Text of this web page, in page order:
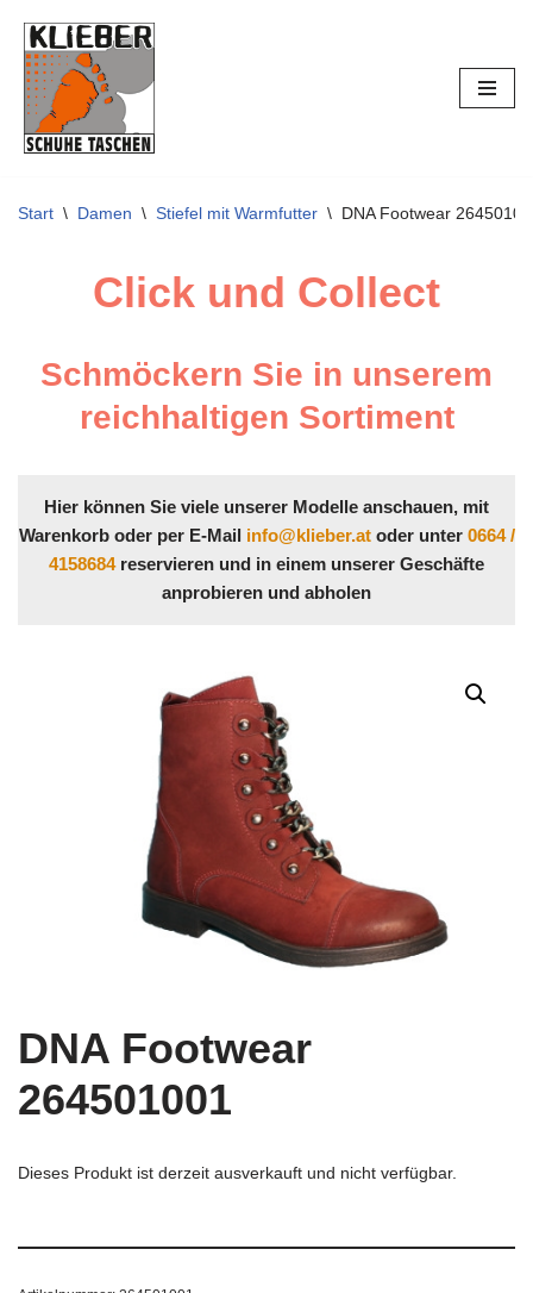
Zum
Inhalt
springen
Start \ Damen \ Stiefel mit Warmfutter \ DNA Footwear
Click und Collect
Schmöckern Sie in unserem
reichhaltigen Sortiment
Hier können Sie viele unserer Modelle anschauen, mit
Warenkorb oder per E-Mail info@klieber.atoder unter 0664 /
4158684reservieren und in einem unserer Geschäfte
anprobieren und abholen
DNA Footwear
264501001
Dieses Produkt ist derzeit ausverkauft und nicht verfügbar.